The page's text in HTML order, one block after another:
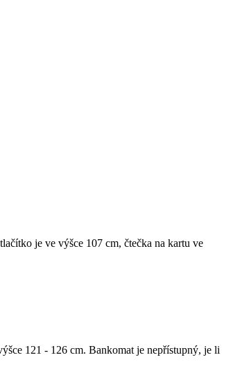
je ve výšce 107 cm, čtečka na kartu ve
121 - 126 cm. Bankomat je nepřístupný, je li